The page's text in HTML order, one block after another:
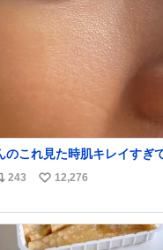
のこれ見た時肌キレイすぎ
、やはりアイドルって体型･
243
い
ね
数
12,276